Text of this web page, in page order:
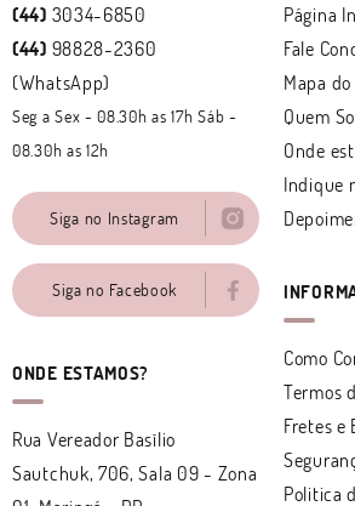
(44) 3034-6850
(44) 98828-2360
(WhatsApp)
Seg a Sex - 08.30h as 17h Sáb -
08.30h as 12h
Siga no Instagram
Siga no Facebook
ONDE ESTAMOS?
Rua Vereador Basílio
Sautchuk, 706, Sala 09 - Zona
Página
Fale
Mapa
Quem
Onde
Indique
Como
Termos
Fretes e
Politica